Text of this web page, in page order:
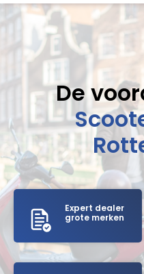
De
Expert dealer
grote merken